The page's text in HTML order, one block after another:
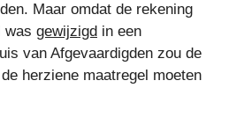
Maar omdat de rekening
was gewijzigd in een
van Afgevaardigden zou de
herziene maatregel moeten